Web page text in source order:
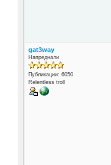
gat3way
Напреднали
Публикации: 6050
Relentless troll